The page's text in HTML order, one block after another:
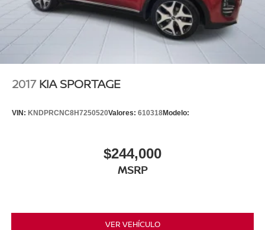
2017 KIA SPORTAGE
VIN: KNDPRCNC8H7250520Valores: 610318Modelo:
$244,000
MSRP
VER VEHÍCULO